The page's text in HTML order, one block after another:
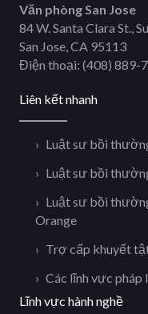
Văn phòng San Jose
84 W. Santa Clara St.,
San Jose, CA 95113
Điện thoại: (408) 889-
Liên kết nhanh
Luật sư bồi
Luật sư bồi
Luật sư bồi
Orange
Trợ cấp khuyết
Các lĩnh vực pháp
Lĩnh vực hành nghề